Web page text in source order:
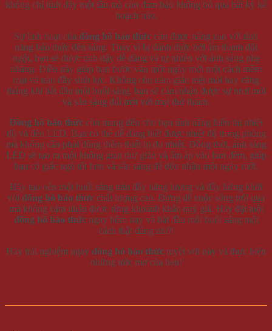
không chỉ tỉnh dậy một lần mà còn đảm bảo không bỏ qua bất kỳ kế
hoạch nào.
Sự linh hoạt của đồng hồ báo thức còn được nâng cao với tính
năng báo thức đèn sáng. Thay vì bị đánh thức bởi âm thanh đột
ngột, bạn sẽ được tỉnh dậy dễ dàng và tự nhiên với ánh sáng nhẹ
nhàng. Điều này giúp bạn bước vào một ngày mới một cách mềm
mại và tràn đầy sinh lực. Không còn cảm giác mệt mỏi hay căng
thẳng khi bắt đầu mỗi buổi sáng, bạn sẽ cảm nhận được sự tươi mới
và sẵn sàng đối mặt với mọi thử thách.
Đồng hồ báo thức còn mang đến cho bạn tính năng hiển thị nhiệt
độ và đèn LED. Bạn có thể dễ dàng biết được nhiệt độ trong phòng
mà không cần phải dùng thêm thiết bị đo nhiệt. Đồng thời, ánh sáng
LED sẽ tạo ra một không gian thư giãn và ấm áp vào ban đêm, giúp
bạn có giấc ngủ tốt hơn và sẵn sàng để đón nhận một ngày mới.
Hãy tạo nên một buổi sáng tràn đầy năng lượng và đầy hứng khởi
với đồng hồ báo thức chất lượng cao. Đừng để cuộc sống trôi qua
mà không cảm nhận được từng khoảnh khắc quý giá. Hãy đặt một
đồng hồ báo thứcngay hôm nay và bắt đầu mỗi buổi sáng một
cách thật đáng nhớ!
Hãy trải nghiệm ngay đồng hồ báo thức tuyệt vời này và thực hiện
những ước mơ của bạn!